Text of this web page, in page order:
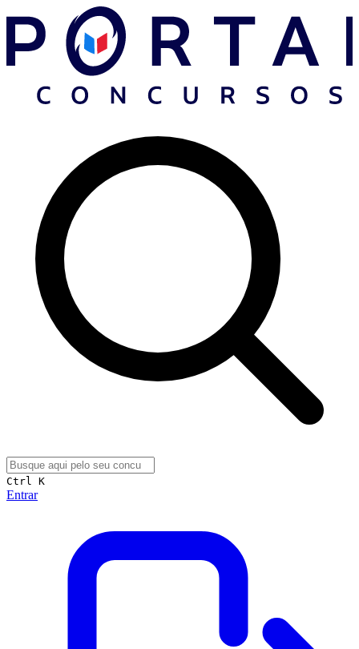
Ctrl K
Entrar